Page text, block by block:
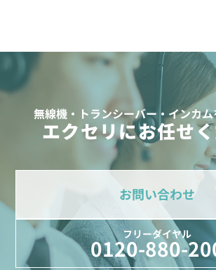
無線機・トランシーバー・インカ
エクセリにお任せ
お問い合わせ
フリーダイヤル
0120-880-